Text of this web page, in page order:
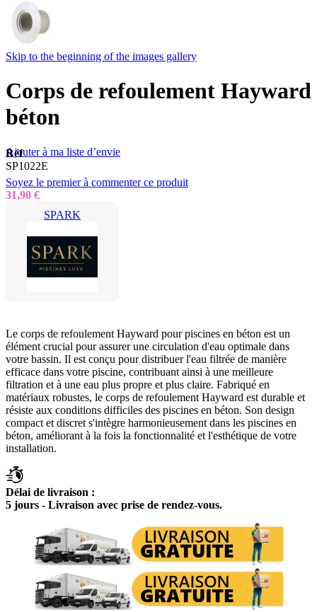
Skip to the beginning of the images gallery
Corps de refoulement Hayward
béton
Ajouter à ma liste d’envie
Réf
SP1022E
Soyez le premier à commenter ce produit
31,90 €
SPARK
Le corps de refoulement Hayward pour piscines en béton est un
élément crucial pour assurer une circulation d'eau optimale dans
votre bassin. Il est conçu pour distribuer l'eau filtrée de manière
efficace dans votre piscine, contribuant ainsi à une meilleure
filtration et à une eau plus propre et plus claire. Fabriqué en
matériaux robustes, le corps de refoulement Hayward est durable et
résiste aux conditions difficiles des piscines en béton. Son design
compact et discret s'intègre harmonieusement dans les piscines en
béton, améliorant à la fois la fonctionnalité et l'esthétique de votre
installation.
Délai de livraison :
5 jours - Livraison avec prise de rendez-vous.